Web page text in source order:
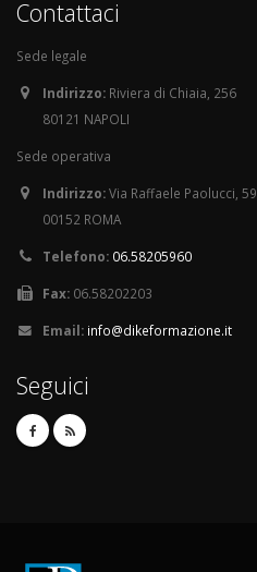
Contattaci
Sede legale
Indirizzo: Riviera di Chiaia, 256
80121 NAPOLI
Sede operativa
Indirizzo:Via Raffaele Paolucci, 59
00152 ROMA
Telefono: 06.58205960
Fax: 06.58202203
Email: info@dikeformazione.it
Seguici